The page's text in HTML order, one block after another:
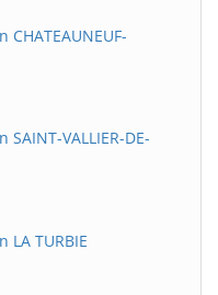
VALLIER-DE-
TURBIE